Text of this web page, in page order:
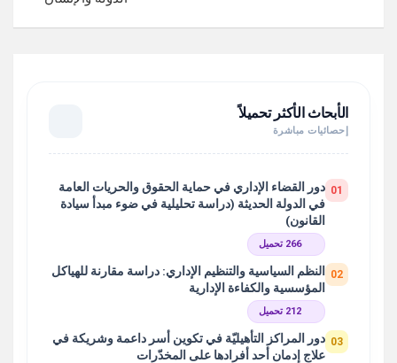
الأبحاث الأكثر تحميلاً
إحصائيات مباشرة
01 دور القضاء الإداري في حماية الحقوق والحريات العامة
في الدولة الحديثة (دراسة تحليلية في ضوء مبدأ سيادة
القانون)
266 تحميل
02
النظم السياسية والتنظيم الإداري: دراسة مقارنة للهياكل
المؤسسية والكفاءة الإدارية
212 تحميل
03 دور المراكز التأهيليّة في تكوين أسر داعمة وشريكة في
علاج إدمان أحد أفرادها على المخدّرات